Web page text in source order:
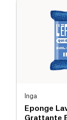
Inga
Eponge
Grattante